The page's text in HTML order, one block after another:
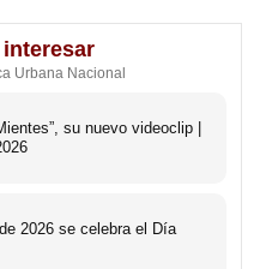
interesar
Urbana Nacional
su nuevo videoclip |
2026 se celebra el Día